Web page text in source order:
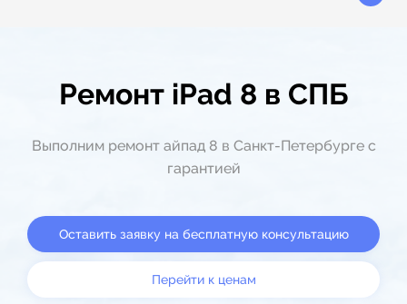
Ремонт iPad 8 в СПБ
Выполним ремонт айпад 8 в Санкт-Петербурге с
гарантией
Оставить заявку на бесплатную консультацию
Перейти к ценам